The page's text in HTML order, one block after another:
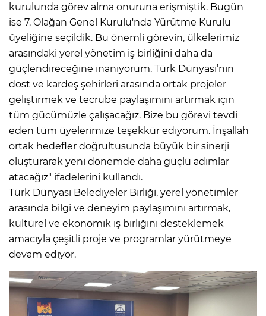
kurulunda görev alma onuruna erişmiştik. Bugün
ise 7. Olağan Genel Kurulu'nda Yürütme Kurulu
üyeliğine seçildik. Bu önemli görevin, ülkelerimiz
arasındaki yerel yönetim iş birliğini daha da
güçlendireceğine inanıyorum. Türk Dünyası’nın
dost ve kardeş şehirleri arasında ortak projeler
geliştirmek ve tecrübe paylaşımını artırmak için
tüm gücümüzle çalışacağız. Bize bu görevi tevdi
eden tüm üyelerimize teşekkür ediyorum. İnşallah
ortak hedefler doğrultusunda büyük bir sinerji
oluşturarak yeni dönemde daha güçlü adımlar
atacağız" ifadelerini kullandı.
Türk Dünyası Belediyeler Birliği, yerel yönetimler
arasında bilgi ve deneyim paylaşımını artırmak,
kültürel ve ekonomik iş birliğini desteklemek
amacıyla çeşitli proje ve programlar yürütmeye
devam ediyor.